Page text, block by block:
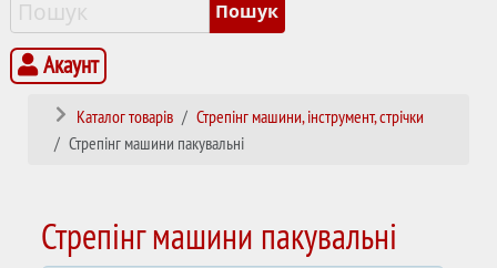
Акаунт
Каталог товарів
Стрепінг машини, інструмент, стрічки
Стрепінг машини пакувальні
Стрепінг машини пакувальні